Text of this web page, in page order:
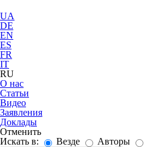
UA
DE
EN
ES
FR
IT
RU
О нас
Статьи
Видео
Заявления
Доклады
Отменить
Искать в:
Везде Авторы